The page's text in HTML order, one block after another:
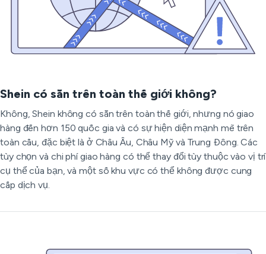
Shein có sẵn trên toàn thế giới không?
Không, Shein không có sẵn trên toàn thế giới, nhưng nó giao
hàng đến hơn 150 quốc gia và có sự hiện diện mạnh mẽ trên
toàn cầu, đặc biệt là ở Châu Âu, Châu Mỹ và Trung Đông. Các
tùy chọn và chi phí giao hàng có thể thay đổi tùy thuộc vào vị trí
cụ thể của bạn, và một số khu vực có thể không được cung
cấp dịch vụ.